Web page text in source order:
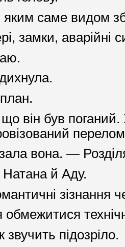
саме видом
замки, аварійні
він був
вона. —
й Аду.
зізнання
підозріло.